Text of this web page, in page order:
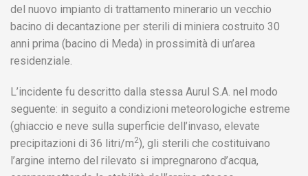
del nuovo impianto di trattamento minerario un vecchio
bacino di decantazione per sterili di miniera costruito 30
anni prima (bacino di Meda) in prossimità di un’area
residenziale.
L’incidente fu descritto dalla stessa Aurul S.A. nel modo
seguente: in seguito a condizioni meteorologiche estreme
(ghiaccio e neve sulla superficie dell’invaso, elevate
precipitazioni di 36 litri/m2), gli sterili che costituivano
l’argine interno del rilevato si impregnarono d’acqua,